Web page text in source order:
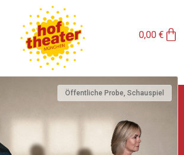
0,00 €
Öffentliche Probe, Schauspiel